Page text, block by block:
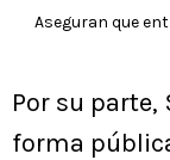
Aseguran que
Por su
forma